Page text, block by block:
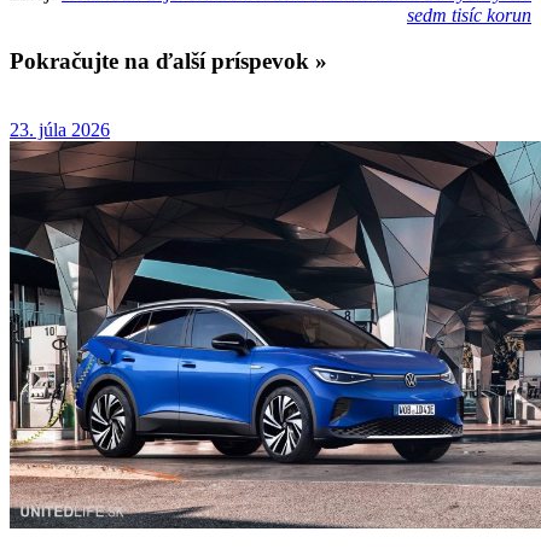
sedm tisíc korun
Pokračujte na ďalší príspevok »
23. júla 2026